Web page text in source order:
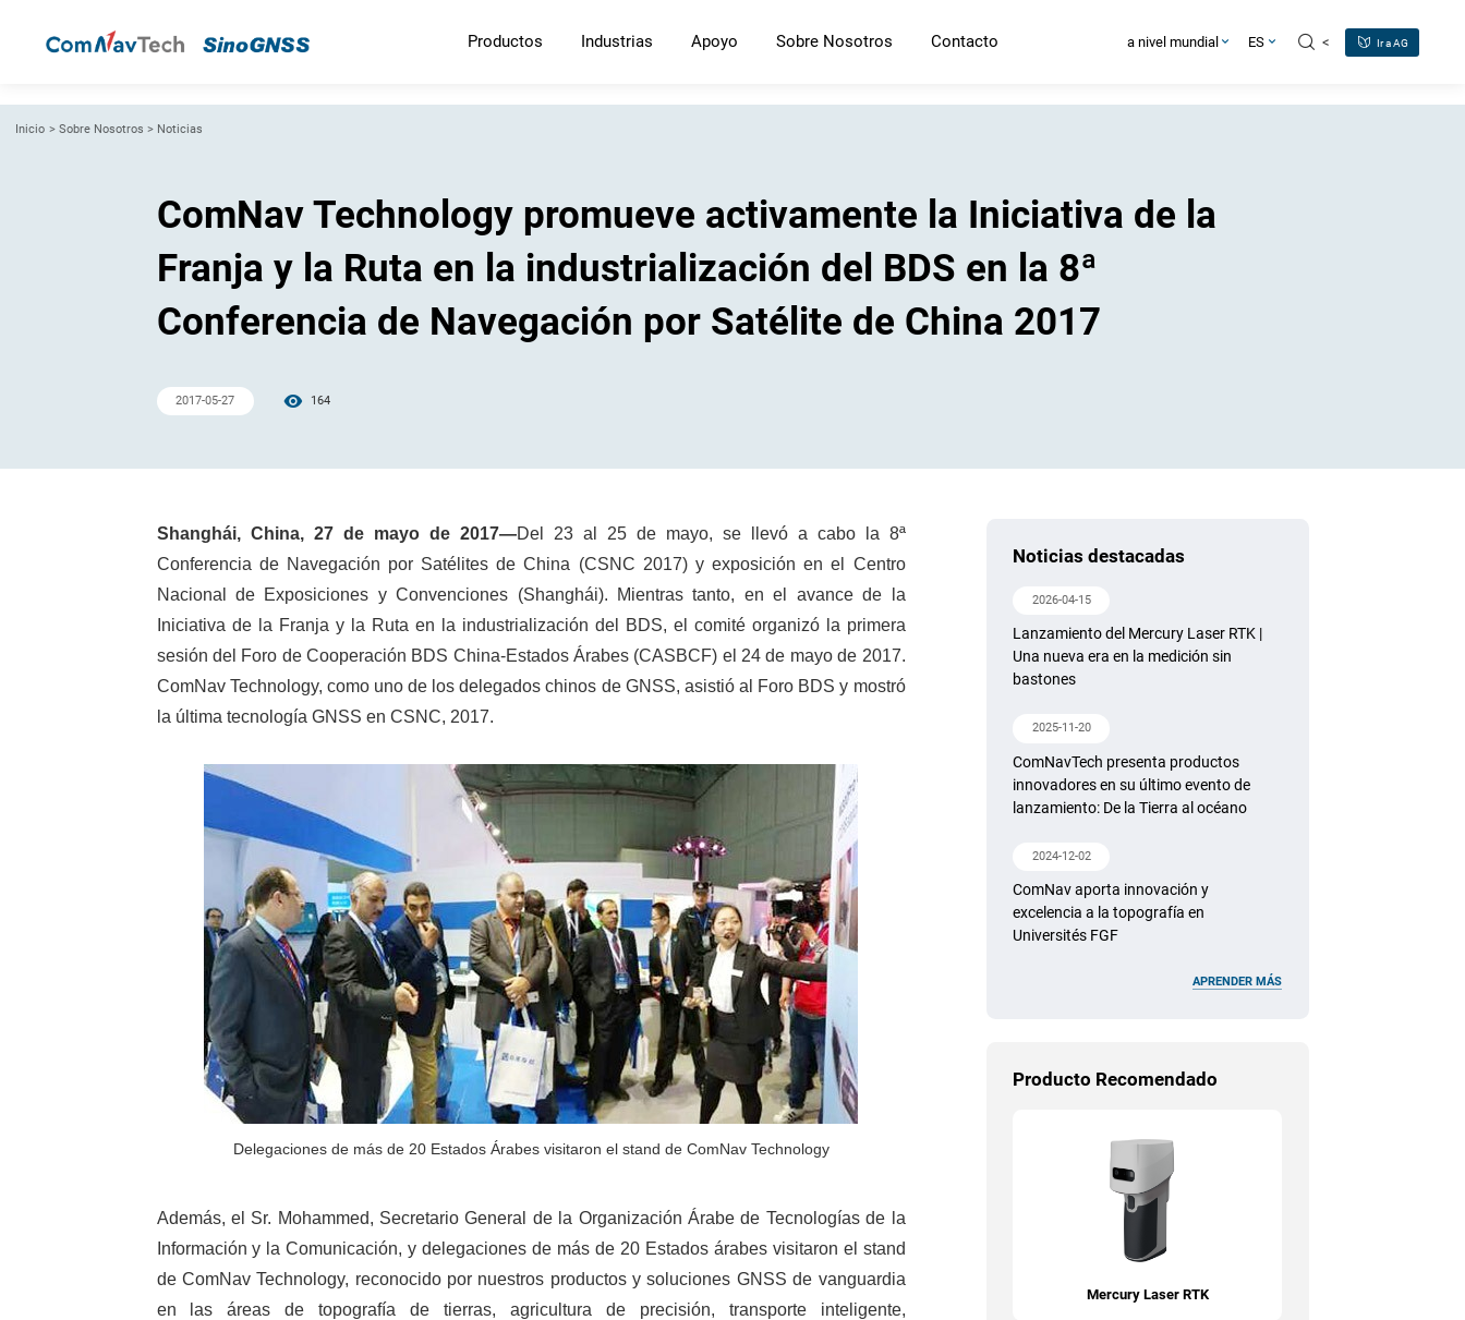
Productos Industrias Apoyo Sobre Nosotros Contacto a nivel mundial ES < Ir a AG
Inicio > Sobre Nosotros > Noticias
ComNav Technology promueve activamente la Iniciativa de la
Franja y la Ruta en la industrialización del BDS en la 8ª
Conferencia de Navegación por Satélite de China 2017
2017-05-27 164
Shanghái, China, 27 de mayo de 2017—Del 23 al 25 de mayo, se llevó a cabo la 8ª
Conferencia de Navegación por Satélites de China (CSNC 2017) y exposición en el Centro
Nacional de Exposiciones y Convenciones (Shanghái). Mientras tanto, en el avance de la
Iniciativa de la Franja y la Ruta en la industrialización del BDS, el comité organizó la primera
sesión del Foro de Cooperación BDS China-Estados Árabes (CASBCF) el 24 de mayo de 2017.
ComNav Technology, como uno de los delegados chinos de GNSS, asistió al Foro BDS y mostró
la última tecnología GNSS en CSNC, 2017.
Delegaciones de más de 20 Estados Árabes visitaron el stand de ComNav Technology
Además, el Sr. Mohammed, Secretario General de la Organización Árabe de Tecnologías de la
Información y la Comunicación, y delegaciones de más de 20 Estados árabes visitaron el stand
de ComNav Technology, reconocido por nuestros productos y soluciones GNSS de vanguardia
en las áreas de topografía de tierras, agricultura de precisión, transporte inteligente,
Noticias destacadas
2026-04-15
Lanzamiento del Mercury Laser RTK |
Una nueva era en la medición sin
bastones
2025-11-20
ComNavTech presenta productos
innovadores en su último evento de
lanzamiento: De la Tierra al océano
2024-12-02
ComNav aporta innovación y
excelencia a la topografía en
Universités FGF
APRENDER MÁS
Producto Recomendado
Mercury Laser RTK